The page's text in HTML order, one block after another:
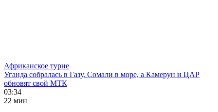
Африканское турне
Уганда собралась в Газу, Сомали в море, а Камерун и ЦАР
обновят свой МТК
03:34
22 мин